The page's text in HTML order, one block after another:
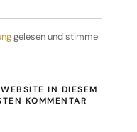
gelesen und stimme
IN DIESEM
KOMMENTAR